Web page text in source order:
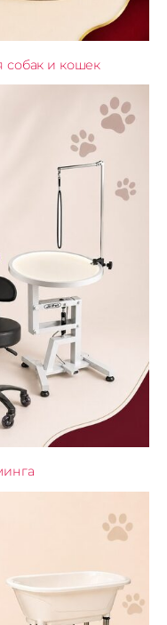
собак и кошек